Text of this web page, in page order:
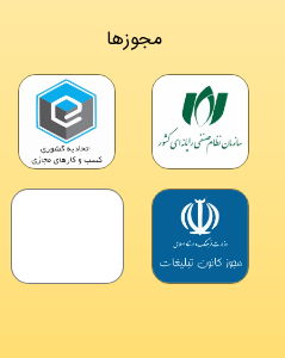
مجوزها